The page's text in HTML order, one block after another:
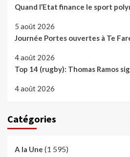
Quand l’Etat finance le sport
5 août 2026
Journée Portes ouvertes à Te
4 août 2026
Top 14 (rugby): Thomas Ramos
4 août 2026
Catégories
A la Une (1 595)